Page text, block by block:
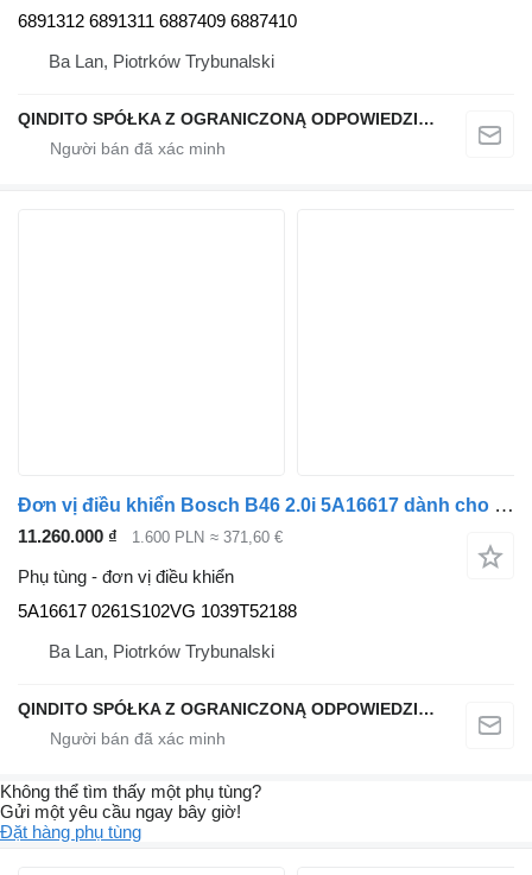
6891312 6891311 6887409 6887410
Ba Lan, Piotrków Trybunalski
QINDITO SPÓŁKA Z OGRANICZONĄ ODPOWIEDZIALNOŚCIĄ
Đơn vị điều khiển Bosch B46 2.0i 5A16617 dành cho ô tô BMW X1 F48 X2 F39
11.260.000 ₫ 1.600 PLN ≈ 371,60 €
Phụ tùng - đơn vị điều khiển
5A16617 0261S102VG 1039T52188
Ba Lan, Piotrków Trybunalski
QINDITO SPÓŁKA Z OGRANICZONĄ ODPOWIEDZIALNOŚCIĄ
Không thể tìm thấy một phụ tùng?
Gửi một yêu cầu ngay bây giờ!
Đặt hàng phụ tùng